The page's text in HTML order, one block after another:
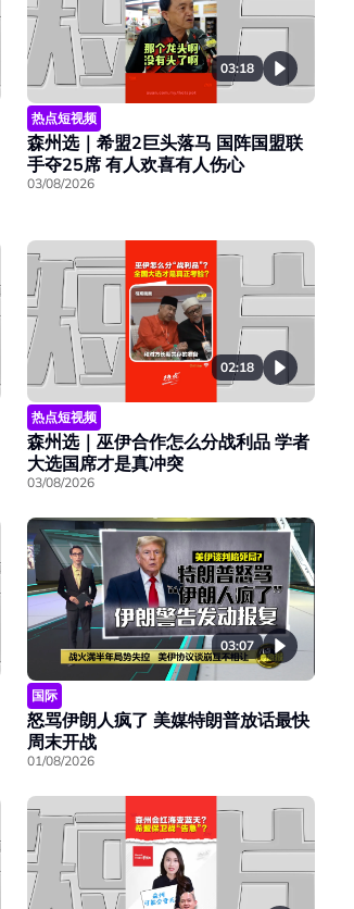
03:18
热点短视频
森州选｜希盟2巨头落马 国阵国盟联
手夺25席 有人欢喜有人伤心
03/08/2026
02:18
热点短视频
森州选｜巫伊合作怎么分战利品 学者
大选国席才是真冲突
03/08/2026
03:07
国际
怒骂伊朗人疯了 美媒特朗普放话最快
周末开战
01/08/2026